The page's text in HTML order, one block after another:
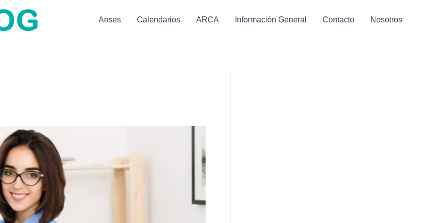
Anses Calendarios ARCA Información General Contacto Nosotros